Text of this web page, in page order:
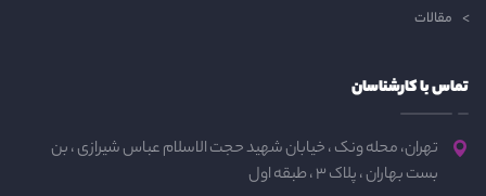
مقالات
تماس با کارشناسان
تهران، محله ونک ، خیابان شهید حجت الاسلام عباس شیرازی ، بن
بست بهاران ، پلاک 3 ، طبقه اول